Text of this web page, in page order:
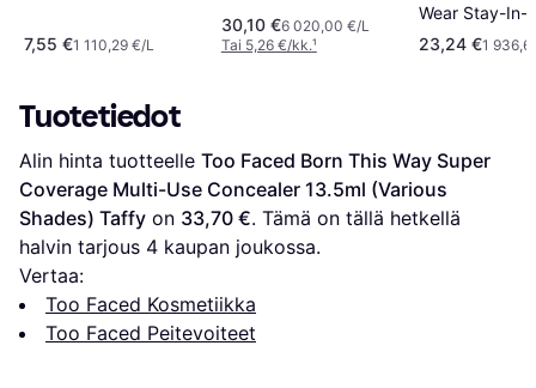
7,55 €1 110,29 €/L
30,10 €6 020,00 €/L
Tai 5,26 €/kk.¹
Wear Stay-In-
Concealer 24-
12ml
23,24 €1
Tuotetiedot
Alin hinta tuotteelle Too Faced Born This Way Super
Coverage Multi-Use Concealer 13.5ml (Various
Shades) Taffy on 33,70 €. Tämä on tällä hetkellä
halvin tarjous 4 kaupan joukossa.
Vertaa:
Too Faced Kosmetiikka
Too Faced Peitevoiteet